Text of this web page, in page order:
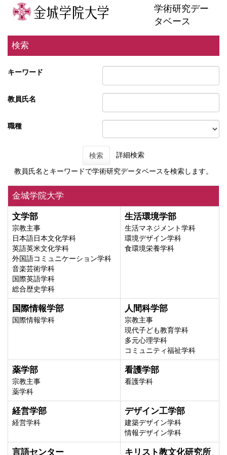
学術研究デー
タベース
検索
キーワード
教員氏名
職種
検索 詳細検索
教員氏名とキーワードで学術研究データベースを検索します。
金城学院大学
文学部
宗教主事
日本語日本文化学科
英語英米文化学科
外国語コミュニケーション学科
音楽芸術学科
国際英語学科
総合歴史学科
生活環境学部
生活マネジメント学科
環境デザイン学科
食環境栄養学科
国際情報学部
国際情報学科
人間科学部
宗教主事
現代子ども教育学科
多元心理学科
コミュニティ福祉学科
薬学部
宗教主事
薬学科
看護学部
看護学科
経営学部
経営学科
デザイン工学部
建築デザイン学科
情報デザイン学科
言語センター キリスト教文化研究所